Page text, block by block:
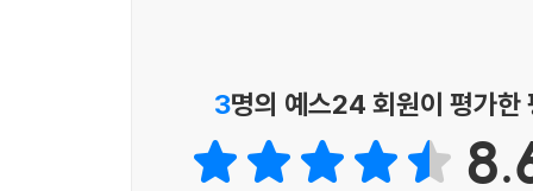
여자아이들이 등장했고, 그로 인해 ‘못된 여자애
남자아이들은 그냥 남자애들이 되었다.
3명의 예스24 회원이 평가한